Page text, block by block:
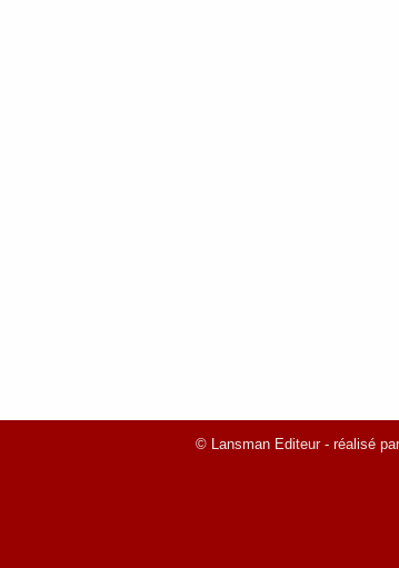
© Lansman Editeur - réalisé